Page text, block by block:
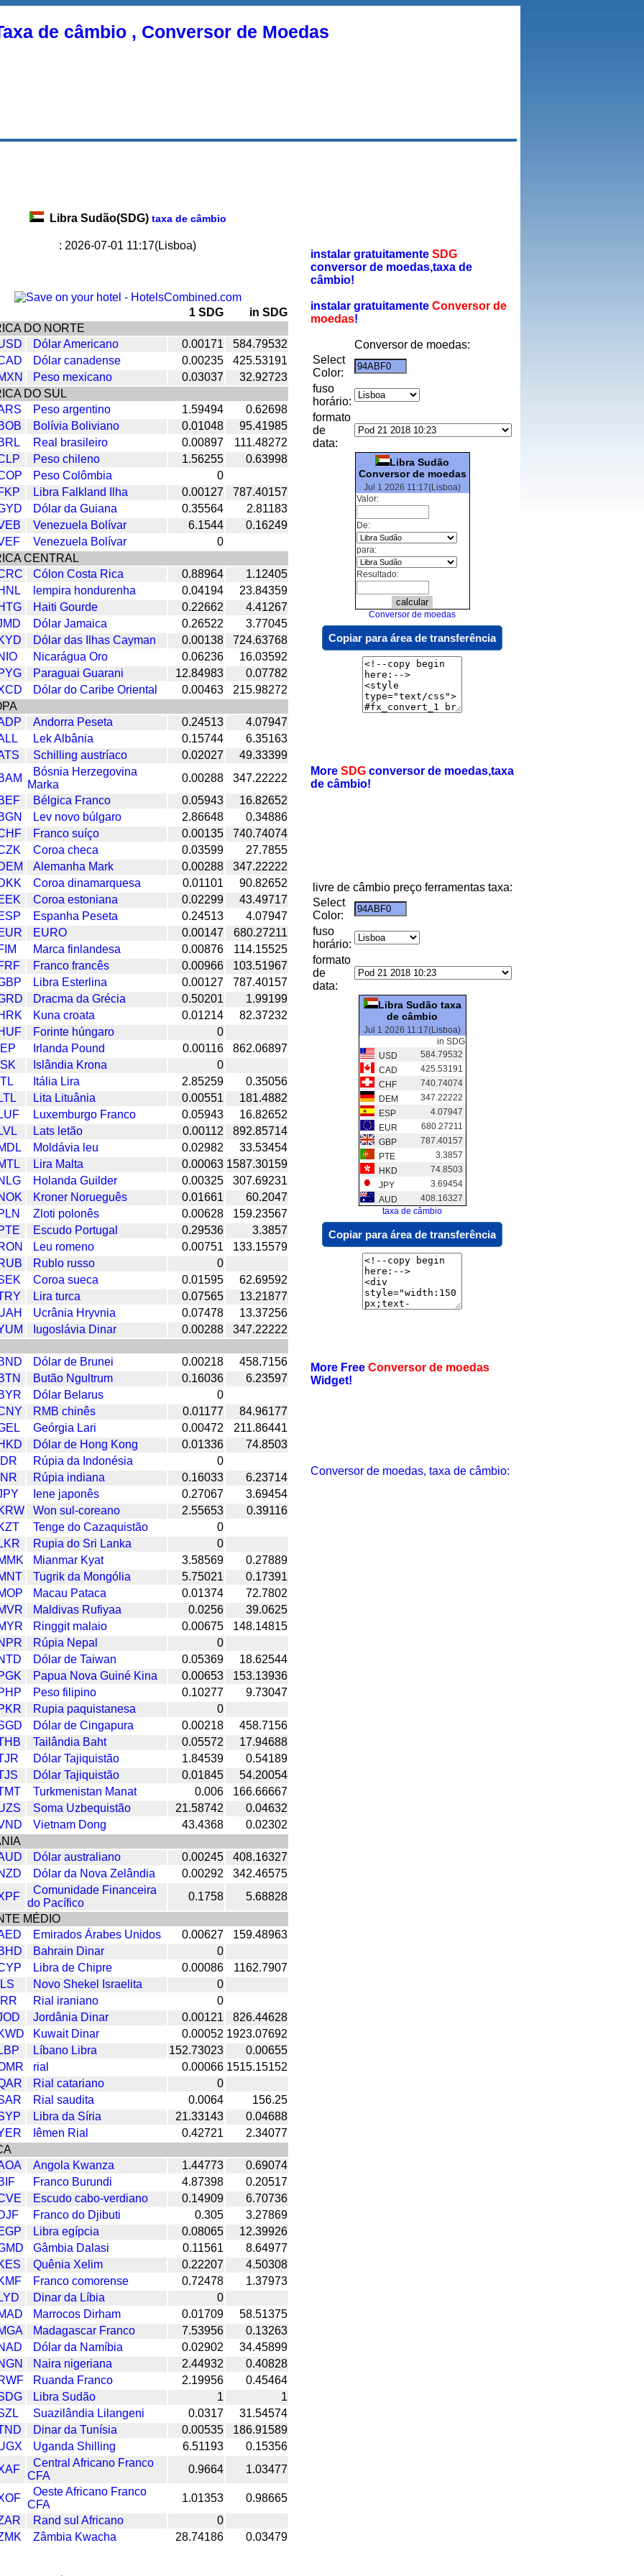
de câmbio , Conversor de Moedas
Libra Sudão(SDG)taxa de câmbio
: 2026-07-01 11:17(Lisboa)
1 SDG
in SDG
DO NORTE
Dólar Americano 0.00171
584.79532
Dólar canadense 0.00235
425.53191
Peso mexicano 0.03037
32.92723
DO SUL
Peso argentino 1.59494
0.62698
Bolívia Boliviano 0.01048
95.41985
Real brasileiro 0.00897
111.48272
Peso chileno 1.56255
0.63998
Peso Colômbia
0
Libra Falkland Ilha 0.00127
787.40157
Dólar da Guiana 0.35564
2.81183
Venezuela Bolívar 6.1544
0.16249
Venezuela Bolívar
0
CENTRAL
Cólon Costa Rica 0.88964
1.12405
lempira hondurenha 0.04194
23.84359
Haiti Gourde 0.22662
4.41267
Dólar Jamaica 0.26522
3.77045
Dólar das Ilhas Cayman 0.00138
724.63768
Nicarágua Oro 0.06236
16.03592
Paraguai Guarani 12.84983
0.07782
Dólar do Caribe Oriental 0.00463
215.98272
Andorra Peseta 0.24513
4.07947
Lek Albânia 0.15744
6.35163
Schilling austríaco 0.02027
49.33399
Bósnia Herzegovina
Marka
0.00288
347.22222
Bélgica Franco 0.05943
16.82652
Lev novo búlgaro 2.86648
0.34886
Franco suíço 0.00135
740.74074
Coroa checa 0.03599
27.7855
Alemanha Mark 0.00288
347.22222
Coroa dinamarquesa 0.01101
90.82652
Coroa estoniana 0.02299
43.49717
Espanha Peseta 0.24513
4.07947
EURO 0.00147
680.27211
Marca finlandesa 0.00876
114.15525
Franco francês 0.00966
103.51967
Libra Esterlina 0.00127
787.40157
Dracma da Grécia 0.50201
1.99199
Kuna croata 0.01214
82.37232
Forinte húngaro
0
Irlanda Pound 0.00116
862.06897
Islândia Krona
0
Itália Lira 2.85259
0.35056
Lita Lituânia 0.00551
181.4882
Luxemburgo Franco 0.05943
16.82652
Lats letão 0.00112
892.85714
Moldávia leu 0.02982
33.53454
Lira Malta 0.00063 1587.30159
Holanda Guilder 0.00325
307.69231
Kroner Norueguês 0.01661
60.2047
Zloti polonês 0.00628
159.23567
Escudo Portugal 0.29536
3.3857
Leu romeno 0.00751
133.15579
Rublo russo
0
Coroa sueca 0.01595
62.69592
Lira turca 0.07565
13.21877
Ucrânia Hryvnia 0.07478
13.37256
Iugoslávia Dinar 0.00288 347.22222
Dólar de Brunei 0.00218
458.7156
Butão Ngultrum 0.16036
6.23597
Dólar Belarus
0
RMB chinês 0.01177
84.96177
Geórgia Lari 0.00472
211.86441
Dólar de Hong Kong 0.01336
74.8503
Rúpia da Indonésia
0
Rúpia indiana 0.16033
6.23714
Iene japonês 0.27067
3.69454
Won sul-coreano 2.55653
0.39116
Tenge do Cazaquistão
0
Rupia do Sri Lanka
0
Mianmar Kyat 3.58569
0.27889
Tugrik da Mongólia 5.75021
0.17391
Macau Pataca 0.01374
72.7802
Maldivas Rufiyaa 0.0256
39.0625
Ringgit malaio 0.00675
148.14815
Rúpia Nepal
0
Dólar de Taiwan 0.05369
18.62544
Papua Nova Guiné Kina 0.00653
153.13936
Peso filipino 0.10277
9.73047
Rupia paquistanesa
0
Dólar de Cingapura 0.00218
458.7156
Tailândia Baht 0.05572
17.94688
Dólar Tajiquistão 1.84539
0.54189
Dólar Tajiquistão 0.01845
54.20054
Turkmenistan Manat 0.006
166.66667
Soma Uzbequistão 21.58742
0.04632
Vietnam Dong 43.4368
0.02302
Dólar australiano 0.00245
408.16327
Dólar da Nova Zelândia 0.00292
342.46575
Comunidade Financeira
do Pacífico
0.1758
5.68828
MÉDIO
Emirados Árabes Unidos 0.00627
159.48963
Bahrain Dinar
0
Libra de Chipre 0.00086
1162.7907
Novo Shekel Israelita
0
Rial iraniano
0
Jordânia Dinar 0.00121
826.44628
Kuwait Dinar 0.00052 1923.07692
Líbano Libra 152.73023
0.00655
rial 0.00066 1515.15152
Rial catariano
0
Rial saudita 0.0064
156.25
Libra da Síria 21.33143
0.04688
Iêmen Rial 0.42721
2.34077
Angola Kwanza 1.44773
0.69074
Franco Burundi 4.87398
0.20517
Escudo cabo-verdiano 0.14909
6.70736
Franco do Djibuti 0.305
3.27869
Libra egípcia 0.08065
12.39926
Gâmbia Dalasi 0.11561
8.64977
Quênia Xelim 0.22207
4.50308
Franco comorense 0.72478
1.37973
Dinar da Líbia
0
Marrocos Dirham 0.01709
58.51375
Madagascar Franco 7.53956
0.13263
Dólar da Namíbia 0.02902
34.45899
Naira nigeriana 2.44932
0.40828
Ruanda Franco 2.19956
0.45464
Libra Sudão 1
1
Suazilândia Lilangeni 0.0317
31.54574
Dinar da Tunísia 0.00535
186.91589
Uganda Shilling 6.51193
0.15356
Central Africano Franco
CFA
0.9664 1.03477
Oeste Africano Franco
CFA
1.01353
0.98665
Rand sul Africano
0
Zâmbia Kwacha 28.74186 0.03479
instalar gratuitamente SDG
conversor de moedas,taxa de
câmbio!
instalar gratuitamente Conversor de
moedas!
Conversor de moedas:
Select
Color:
fuso
horário:
formato
de
data:
Libra Sudão
Conversor de moedas
Jul 1 2026 11:17(Lisboa)
Valor:
De:
para:
Resultado:
Conversor de moedas
Copiar para área de transferência
More SDG conversor de moedas,taxa
de câmbio!
livre de câmbio preço ferramentas taxa:
Select
Color:
fuso
horário:
formato
de
data:
Libra Sudão taxa
de câmbio
Jul 1 2026 11:17(Lisboa)
in SDG
USD
584.79532
CAD
425.53191
CHF
740.74074
DEM
347.22222
ESP
4.07947
EUR
680.27211
GBP
787.40157
PTE
3.3857
HKD
74.8503
JPY
3.69454
AUD
408.16327
taxa de câmbio
Copiar para área de transferência
More Free Conversor de moedas
Widget!
Conversor de moedas, taxa de câmbio: